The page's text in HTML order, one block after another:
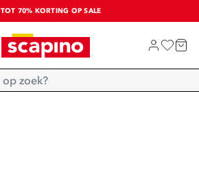
TOT 70% KORTING OP SALE
SALE: LAATSTE KANS!
SHOP NIEUW
Home